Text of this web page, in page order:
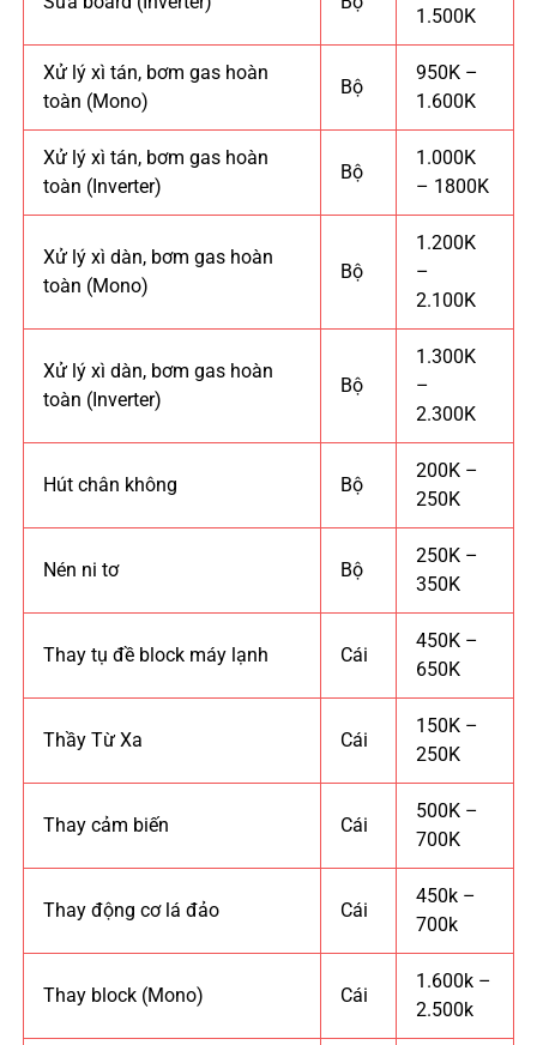
1.500K
Xử lý xì tán, bơm gas hoàn
toàn (Mono)
Bộ
950K –
1.600K
Xử lý xì tán, bơm gas hoàn
toàn (Inverter)
Bộ
1.000K
– 1800K
Xử lý xì dàn, bơm gas hoàn
toàn (Mono)
Bộ
1.200K
–
2.100K
Xử lý xì dàn, bơm gas hoàn
toàn (Inverter)
Bộ
1.300K
–
2.300K
Hút chân không Bộ
200K –
250K
Nén ni tơ Bộ
250K –
350K
Thay tụ đề block máy lạnh Cái
450K –
650K
Thầy Từ Xa Cái
150K –
250K
Thay cảm biến Cái
500K –
700K
Thay động cơ lá đảo Cái
450k –
700k
Thay block (Mono) Cái
1.600k –
2.500k